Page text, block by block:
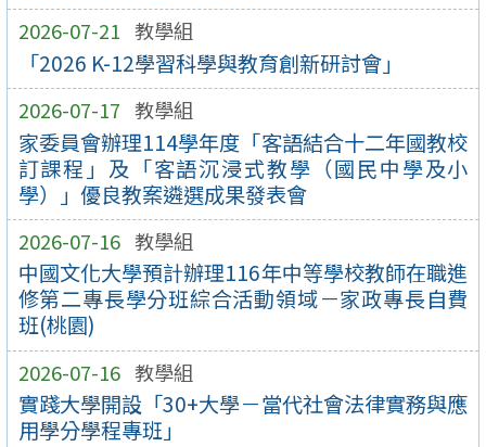
2026-07-21 教學組
「2026 K-12學習科學與教育創新研討會」
2026-07-17 教學組
家委員會辦理114學年度「客語結合十二年國教校
訂課程」及「客語沉浸式教學（國民中學及小
學）」優良教案遴選成果發表會
2026-07-16 教學組
中國文化大學預計辦理116年中等學校教師在職進
修第二專長學分班綜合活動領域－家政專長自費
班(桃園)
2026-07-16 教學組
實踐大學開設「30+大學－當代社會法律實務與應
用學分學程專班」